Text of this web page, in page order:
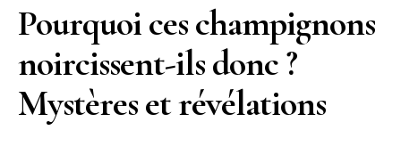
Pourquoi ces champignons
noircissent-ils donc ?
Mystères et révélations